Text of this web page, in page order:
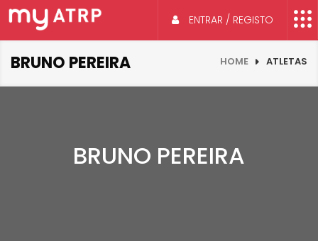
ENTRAR / REGISTO
BRUNO PEREIRA HOME ATLETAS
BRUNO PEREIRA